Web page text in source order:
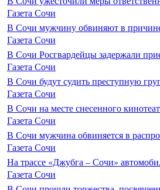
Газета Сочи
В Сочи мужчину обвиняют в
Газета Сочи
В Сочи Росгвардейцы задержали
Газета Сочи
В Сочи будут судить преступную
Газета Сочи
В Сочи на месте снесенного
Газета Сочи
В Сочи мужчина обвиняется в
Газета Сочи
На трассе «Джубга – Сочи»
Газета Сочи